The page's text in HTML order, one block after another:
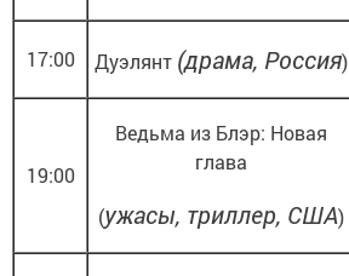
17:00 Дуэлянт (драма, Россия)
19:00
Ведьма из Блэр: Новая
глава
(ужасы, триллер, США)